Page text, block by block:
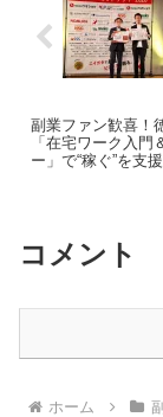
副業ファン歓喜！
「在宅ワーク入門
ー」で“稼ぐ”を支援
コメント
ホーム